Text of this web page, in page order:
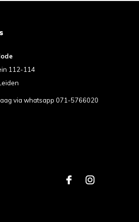
112-114
via whatsapp 071-5766020